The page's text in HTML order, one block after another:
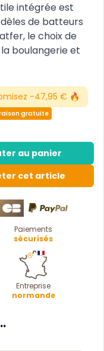
intégrée est
de batteurs
le choix de
boulangerie et
-47,95 € 🔥
gratuite
au panier
cet article
Paiements
sécurisés
Entreprise
normande